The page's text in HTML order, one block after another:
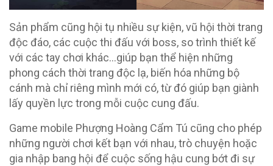
Sản phẩm cũng hội tụ nhiều sự kiện, vũ hội thời trang
độc đáo, các cuộc thi đấu với boss, so trình thiết kế
với các tay chơi khác…giúp bạn thể hiện những
phong cách thời trang độc lạ, biến hóa những bộ
cánh mà chỉ riêng mình mới có, từ đó giúp bạn giành
lấy quyền lực trong mỗi cuộc cung đấu.
Game mobile Phượng Hoàng Cẩm Tú cũng cho phép
những người chơi kết bạn với nhau, trò chuyện hoặc
gia nhập bang hội để cuộc sống hậu cung bớt đi sự